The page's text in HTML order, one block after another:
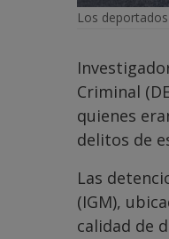
Los
Criminal
quienes
delitos de
Las
(IGM),
calidad de